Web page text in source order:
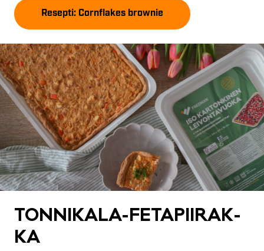
Resepti: Cornflakes brownie
TON­NI­KA­LA-FE­TA­PII­RAK­
KA